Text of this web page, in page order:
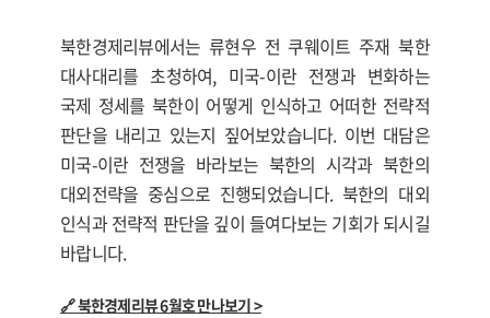
북한경제리뷰에서는 류현우 전 쿠웨이트 주재 북한
대사대리를 초청하여, 미국-이란 전쟁과 변화하는
국제 정세를 북한이 어떻게 인식하고 어떠한 전략적
판단을 내리고 있는지 짚어보았습니다. 이번 대담은
미국-이란 전쟁을 바라보는 북한의 시각과 북한의
대외전략을 중심으로 진행되었습니다. 북한의 대외
인식과 전략적 판단을 깊이 들여다보는 기회가 되시길
바랍니다.
🔗 북한경제리뷰 6월호 만나보기 >